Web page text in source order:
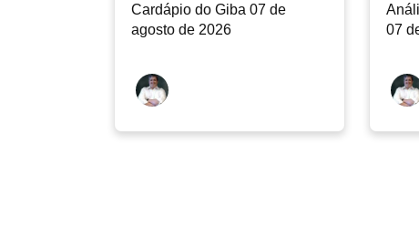
Cardápio do Giba 07 de
agosto de 2026
07